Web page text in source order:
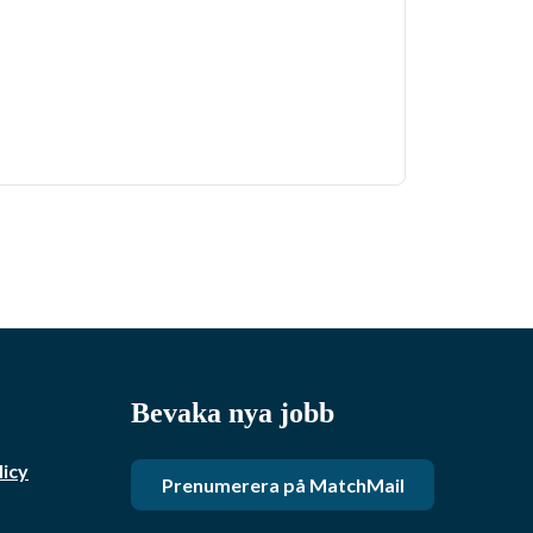
Bevaka nya jobb
Prenumerera på MatchMail